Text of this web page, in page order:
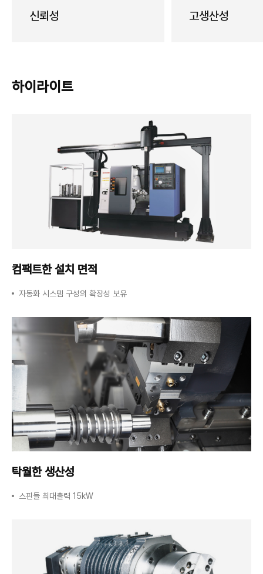
신뢰성 고생산성
하이라이트
컴팩트한 설치 면적
자동화 시스템 구성의 확장성 보유
탁월한 생산성
스핀들 최대출력 15kW